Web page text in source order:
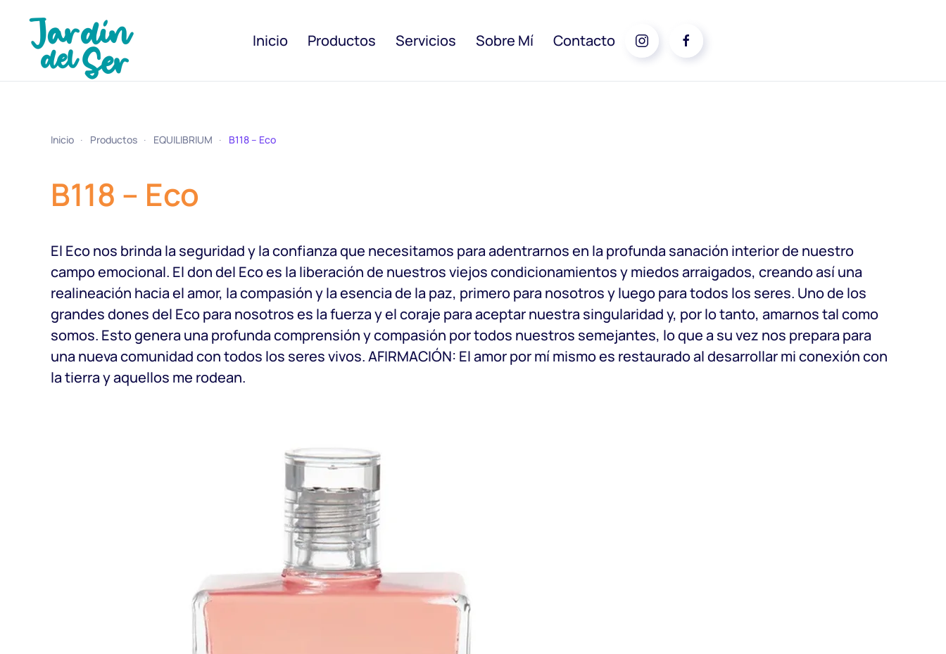
Inicio Productos Servicios Sobre Mí Contacto
Inicio Productos EQUILIBRIUM B118 – Eco
B118 – Eco
El Eco nos brinda la seguridad y la confianza que necesitamos para adentrarnos en la profunda sanación interior de nuestro
campo emocional. El don del Eco es la liberación de nuestros viejos condicionamientos y miedos arraigados, creando así una
realineación hacia el amor, la compasión y la esencia de la paz, primero para nosotros y luego para todos los seres. Uno de los
grandes dones del Eco para nosotros es la fuerza y el coraje para aceptar nuestra singularidad y, por lo tanto, amarnos tal como
somos. Esto genera una profunda comprensión y compasión por todos nuestros semejantes, lo que a su vez nos prepara para
una nueva comunidad con todos los seres vivos. AFIRMACIÓN: El amor por mí mismo es restaurado al desarrollar mi conexión con
la tierra y aquellos me rodean.